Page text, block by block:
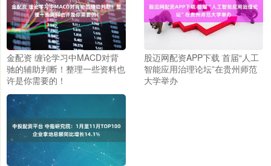
金配资 缠论学习中MACD对背
驰的辅助判断！整理一些资料也
许是你需要的！
股迈网配资APP下载 首届“人工
智能应用治理论坛”在贵州师范
大学举办